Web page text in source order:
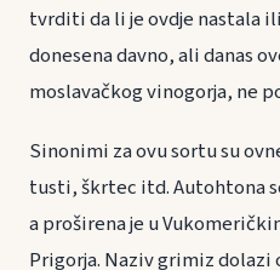
tvrditi da li je ovdje nastala
donesena davno, ali danas
moslavačkog vinogorja, ne
Sinonimi za ovu sortu su
tusti, škrtec itd. Autohtona
a proširena je u
Prigorja. Naziv grimiz dolazi